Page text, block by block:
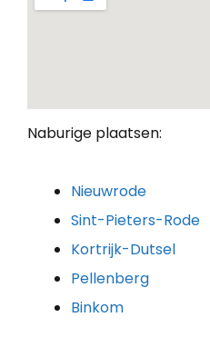
Naburige plaatsen:
Nieuwrode
Sint-Pieters-Rode
Kortrijk-Dutsel
Pellenberg
Binkom